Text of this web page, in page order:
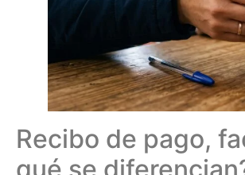
Recibo de pago,